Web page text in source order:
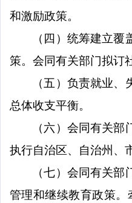
和激励政策。
（四）统筹建立
策。会同有关部门拟订
（五）负责就业
总体收支平衡。
（六）会同有关
执行自治区、自治州、
（七）会同有关
管理和继续教育政策